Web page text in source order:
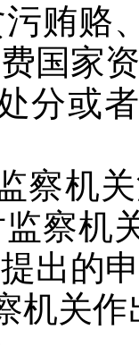
贿赂
国家
分或
察机
察机
出的
机关